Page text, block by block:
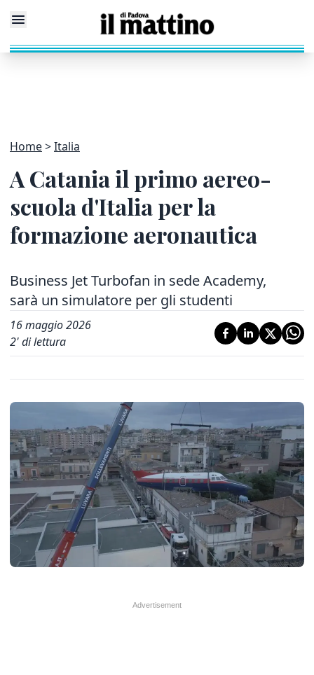
Home Italia
A Catania il primo aereo-
scuola d'Italia per la
formazione aeronautica
Business Jet Turbofan in sede Academy,
sarà un simulatore per gli studenti
16 maggio 2026
2' di lettura